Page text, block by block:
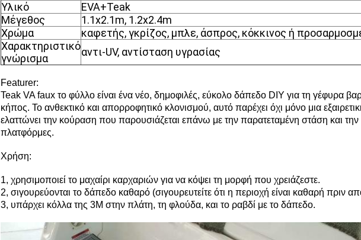
Υλικό
EVA+Teak
Μέγεθος
1.1x2.1m, 1.2x2.4m
Χρώμα
καφετής, γκρίζος, μπλε, άσπρος, κόκκινος ή
Χαρακτηριστικό
γνώρισμα
αντι-UV, αντίσταση υγρασίας
Featurer:
Teak VA faux το φύλλο είναι ένα νέο, δημοφιλές, εύκολο δάπεδο DIY για τη γέφυρα
κήπος. Το ανθεκτικό και απορροφητικό κλονισμού, αυτό παρέχει όχι μόνο μια
ελαττώνει την κούραση που παρουσιάζεται επάνω με την παρατεταμένη στάση και την
πλατφόρμες.
Χρήση:
1, χρησιμοποιεί το μαχαίρι καρχαριών για να κόψει τη μορφή που χρειάζεστε.
2, σιγουρεύονται το δάπεδο καθαρό (σιγουρευτείτε ότι η περιοχή είναι καθαρή πριν
3, υπάρχει κόλλα της 3M στην πλάτη, τη φλούδα, και το ραβδί με το δάπεδο.